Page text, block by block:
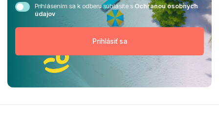
Prihlásením sa k odberu súhlasíte sOchranou osobných
údajov